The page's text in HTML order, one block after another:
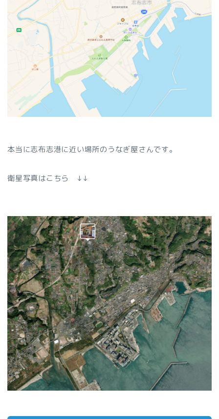
本当に志布志港に近い場所のうなぎ屋さんです。
衛星写真はこちら ↓↓